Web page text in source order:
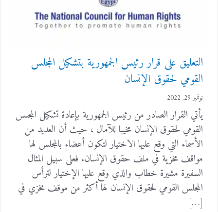
التعليق على قرار رئيس الجمهورية بتشكيل المجلس
القومي لحقوق الإنسان
نوفمبر 29, 2022
يأتي القرار الصادر من رئيس الجمهورية بإعادة تشكيل المجلس
القومي لحقوق الإنسان مخيبا للآمال ، حيث أن العديد من
الأسماء التي وقع عليها الاختيار لتكون أعضاء بالمجلس لها
مواقف مخزية في ملف حقوق الإنسان. فعلى سبيل المثال
السفيرة مشيرة خطاب والذي وقع عليها الإختيار لترأس
المجلس القومي لحقوق الإنسان لها أكثر من موقف مخزي في
[…]